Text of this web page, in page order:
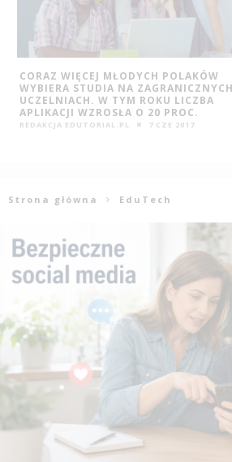
FRANCUSKA REWOLUCJA! POZNAJ
WYNALAZKI, KTÓRE ZMIENIŁY ŚWIAT!
REDAKCJA EDUTORIAL.PL 17 LIP 2016
Strona główna EduTech